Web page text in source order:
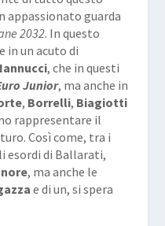
appassionato guarda
2032. In questo
in un acuto di
, che in questi
Junior, ma anche in
, Borrelli, Biagiotti
rappresentare il
Così come, tra i
esordi di Ballarati,
, ma anche le
e di un, si spera